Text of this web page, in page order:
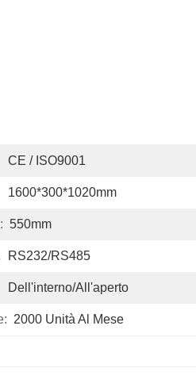
CE / ISO9001
1600*300*1020mm
550mm
RS232/RS485
Dell'interno/all'aperto
2000 Unità Al Mese